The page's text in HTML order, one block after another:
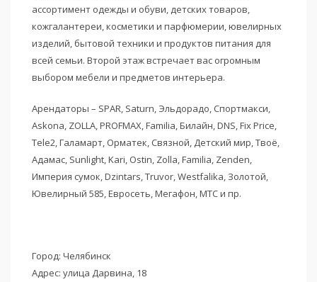
ассортимент одежды и обуви, детских товаров,
кожгалантереи, косметики и парфюмерии, ювелирных
изделий, бытовой техники и продуктов питания для
всей семьи. Второй этаж встречает вас огромным
выбором мебели и предметов интерьера.
Арендаторы – SPAR, Saturn, Эльдорадо, Спортмакси,
Askona, ZOLLA, PROFMAX, Familia, Билайн, DNS, Fix Price,
Tele2, Галамарт, Орматек, Связной, Детский мир, Твоё,
Адамас, Sunlight, Kari, Ostin, Zolla, Familia, Zenden,
Империя сумок, Dzintars, Truvor, Westfalika, Золотой,
Ювелирный 585, Евросеть, Мегафон, МТС и пр.
Город: Челябинск
Адрес: улица Дарвина, 18